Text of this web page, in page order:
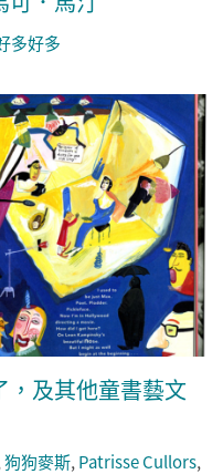
多好多
，及其他童書藝文
狗狗麥斯, Patrisse Cullors,